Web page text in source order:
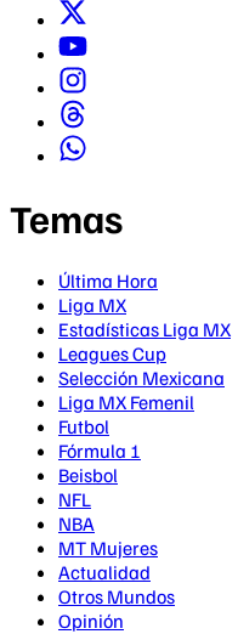
Temas
Última Hora
Liga MX
Estadísticas Liga MX
Leagues Cup
Selección Mexicana
Liga MX Femenil
Futbol
Fórmula 1
Beisbol
NFL
NBA
MT Mujeres
Actualidad
Otros Mundos
Opinión